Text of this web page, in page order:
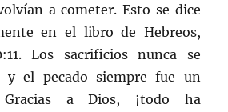
a cometer. Esto se dice
en el libro de Hebreos,
Los sacrificios nunca se
y el pecado siempre fue un
Gracias a Dios, ¡todo ha